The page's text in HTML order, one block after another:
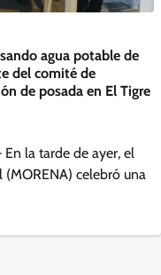
agua potable de
del comité de
de posada en El Tigre
la tarde de ayer, el
celebró una